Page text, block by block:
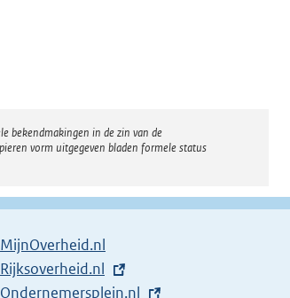
bekendmakingen in de zin van de
vorm uitgegeven bladen formele status
MijnOverheid.nl
E
x
Rijksoverheid.nl
E
Ondernemersplein.nl